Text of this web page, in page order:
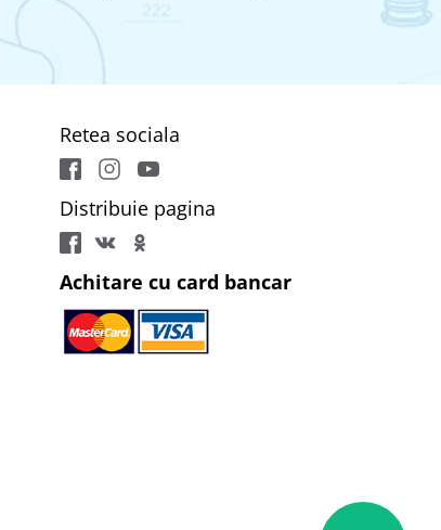
Retea sociala
Distribuie pagina
Achitare cu card bancar